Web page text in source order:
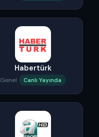
Habertürk
Genel Canlı Yayında